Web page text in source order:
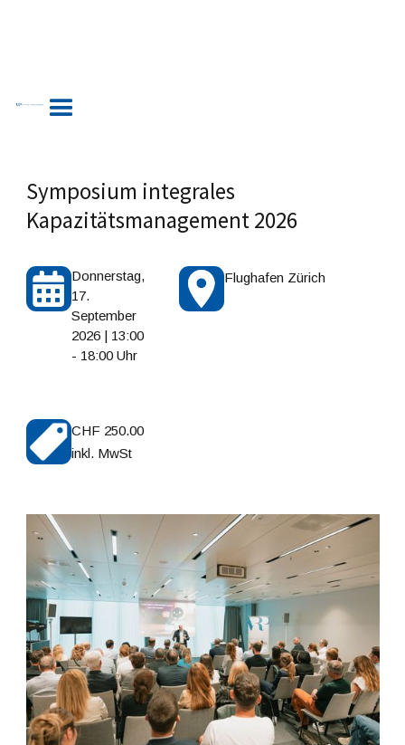
Symposium integrales
Kapazitätsmanagement 2026
Donnerstag,
17.
September
2026 | 13:00
- 18:00 Uhr
Flughafen Zürich
CHF 250.00
inkl. MwSt